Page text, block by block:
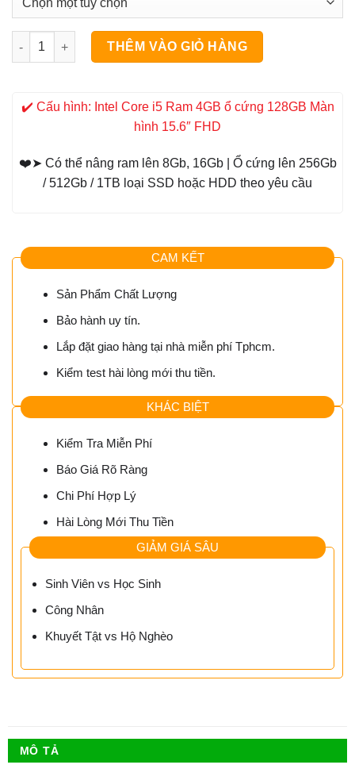
Laptop Dell Latitude 5580 Intel Core i5 Chính Hãng số lượng
THÊM VÀO GIỎ HÀNG
✔️ Cấu hình: Intel Core i5 Ram 4GB ổ cứng 128GB Màn
hình 15.6″ FHD
❤️➤ Có thể nâng ram lên 8Gb, 16Gb | Ổ cứng lên 256Gb
/ 512Gb / 1TB loại SSD hoặc HDD theo yêu cầu
CAM KẾT
Sản Phẩm Chất Lượng
Bảo hành uy tín.
Lắp đặt giao hàng tại nhà miễn phí Tphcm.
Kiểm test hài lòng mới thu tiền.
KHÁC BIỆT
Kiểm Tra Miễn Phí
Báo Giá Rõ Ràng
Chi Phí Hợp Lý
Hài Lòng Mới Thu Tiền
GIẢM GIÁ SÂU
Sinh Viên vs Học Sinh
Công Nhân
Khuyết Tật vs Hộ Nghèo
MÔ TẢ